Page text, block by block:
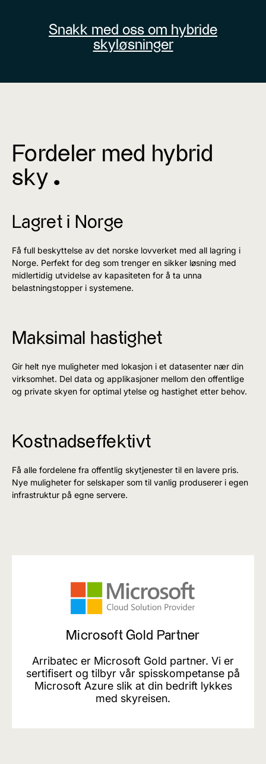
Snakk med oss om hybride
skyløsninger
Fordeler med hybrid
sky ^
Lagret i Norge
Få full beskyttelse av det norske lovverket med all lagring i
Norge. Perfekt for deg som trenger en sikker løsning med
midlertidig utvidelse av kapasiteten for å ta unna
belastningstopper i systemene.
Maksimal hastighet
Gir helt nye muligheter med lokasjon i et datasenter nær din
virksomhet. Del data og applikasjoner mellom den offentlige
og private skyen for optimal ytelse og hastighet etter behov.
Kostnadseffektivt
Få alle fordelene fra offentlig skytjenester til en lavere pris.
Nye muligheter for selskaper som til vanlig produserer i egen
infrastruktur på egne servere.
Microsoft Gold Partner
Arribatec er Microsoft Gold partner. Vi er
sertifisert og tilbyr vår spisskompetanse på
Microsoft Azure slik at din bedrift lykkes
med skyreisen.